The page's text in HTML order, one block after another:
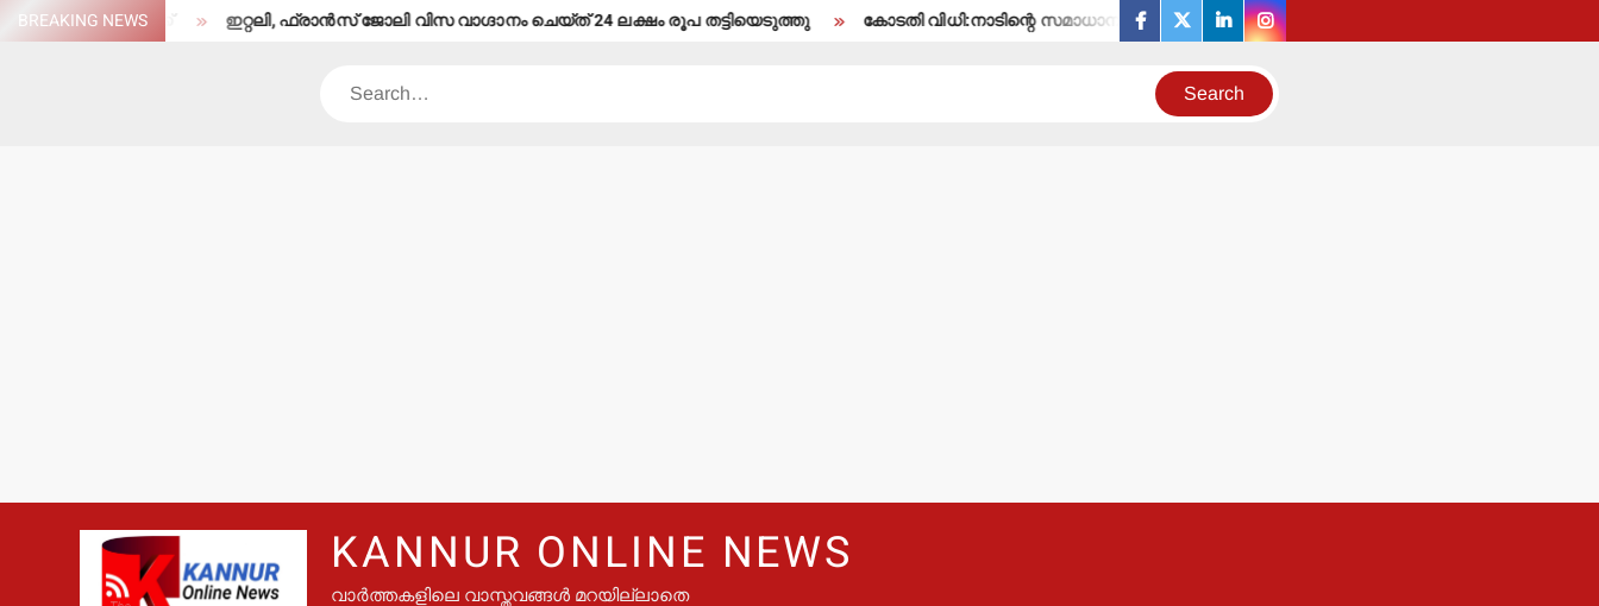
SkipBREAKING NEWS
ഗുരുതരപരിക്ക് ഇറ്റലി, ഫ്രാന്‍സ് ജോലി വിസ വാഗ്ദാനം ചെയ്ത് 24 ലക്ഷം രൂപ തട്ടിയെടുത്തു കോടതി വിധി:നാടിന്റെ സമാധാനം തകര്‍ക്കാനുള്ള എസ്.ഡി.പി.ഐയുടെ നീക്കങ്ങള്‍ക്കേറ്റ തിരിച്ചടി
facebook
twitterlinkedininstagram
Search
KANNUR ONLINE NEWS
വാർത്തകളിലെ വാസ്തവങ്ങൾ മറയില്ലാതെ